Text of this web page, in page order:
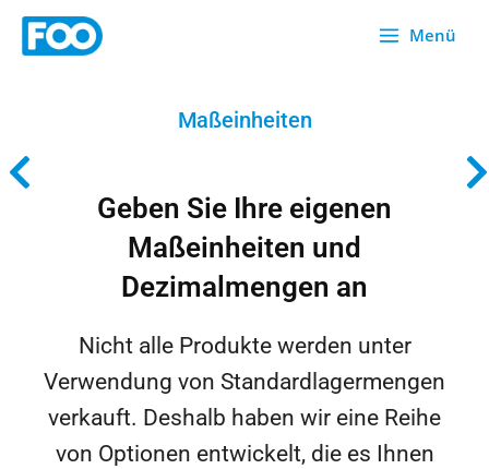
Zum
Inhalt
Menü
Maßeinheiten
Geben Sie Ihre eigenen
Maßeinheiten und
Dezimalmengen an
Nicht alle Produkte werden unter
Verwendung von Standardlagermengen
verkauft. Deshalb haben wir eine Reihe
von Optionen entwickelt, die es Ihnen